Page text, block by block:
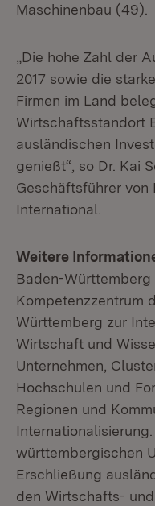
Maschinenbau (49).
„Die hohe Zahl der
2017 sowie die
Firmen im Land
Wirtschaftsstandort
ausländischen
genießt“, so Dr. Kai
Geschäftsführer
International.
Weitere
Baden-
Kompetenzzentrum
Württemberg zur
Wirtschaft und
Unternehmen,
Hochschulen und
Regionen und
württembergischen
Erschließung
den Wirtschafts-